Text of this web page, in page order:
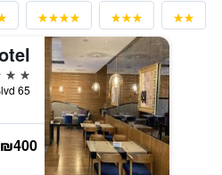
5 כוכבים
₪400